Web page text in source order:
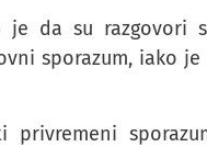
je da su razgovori
sporazum, iako
privremeni